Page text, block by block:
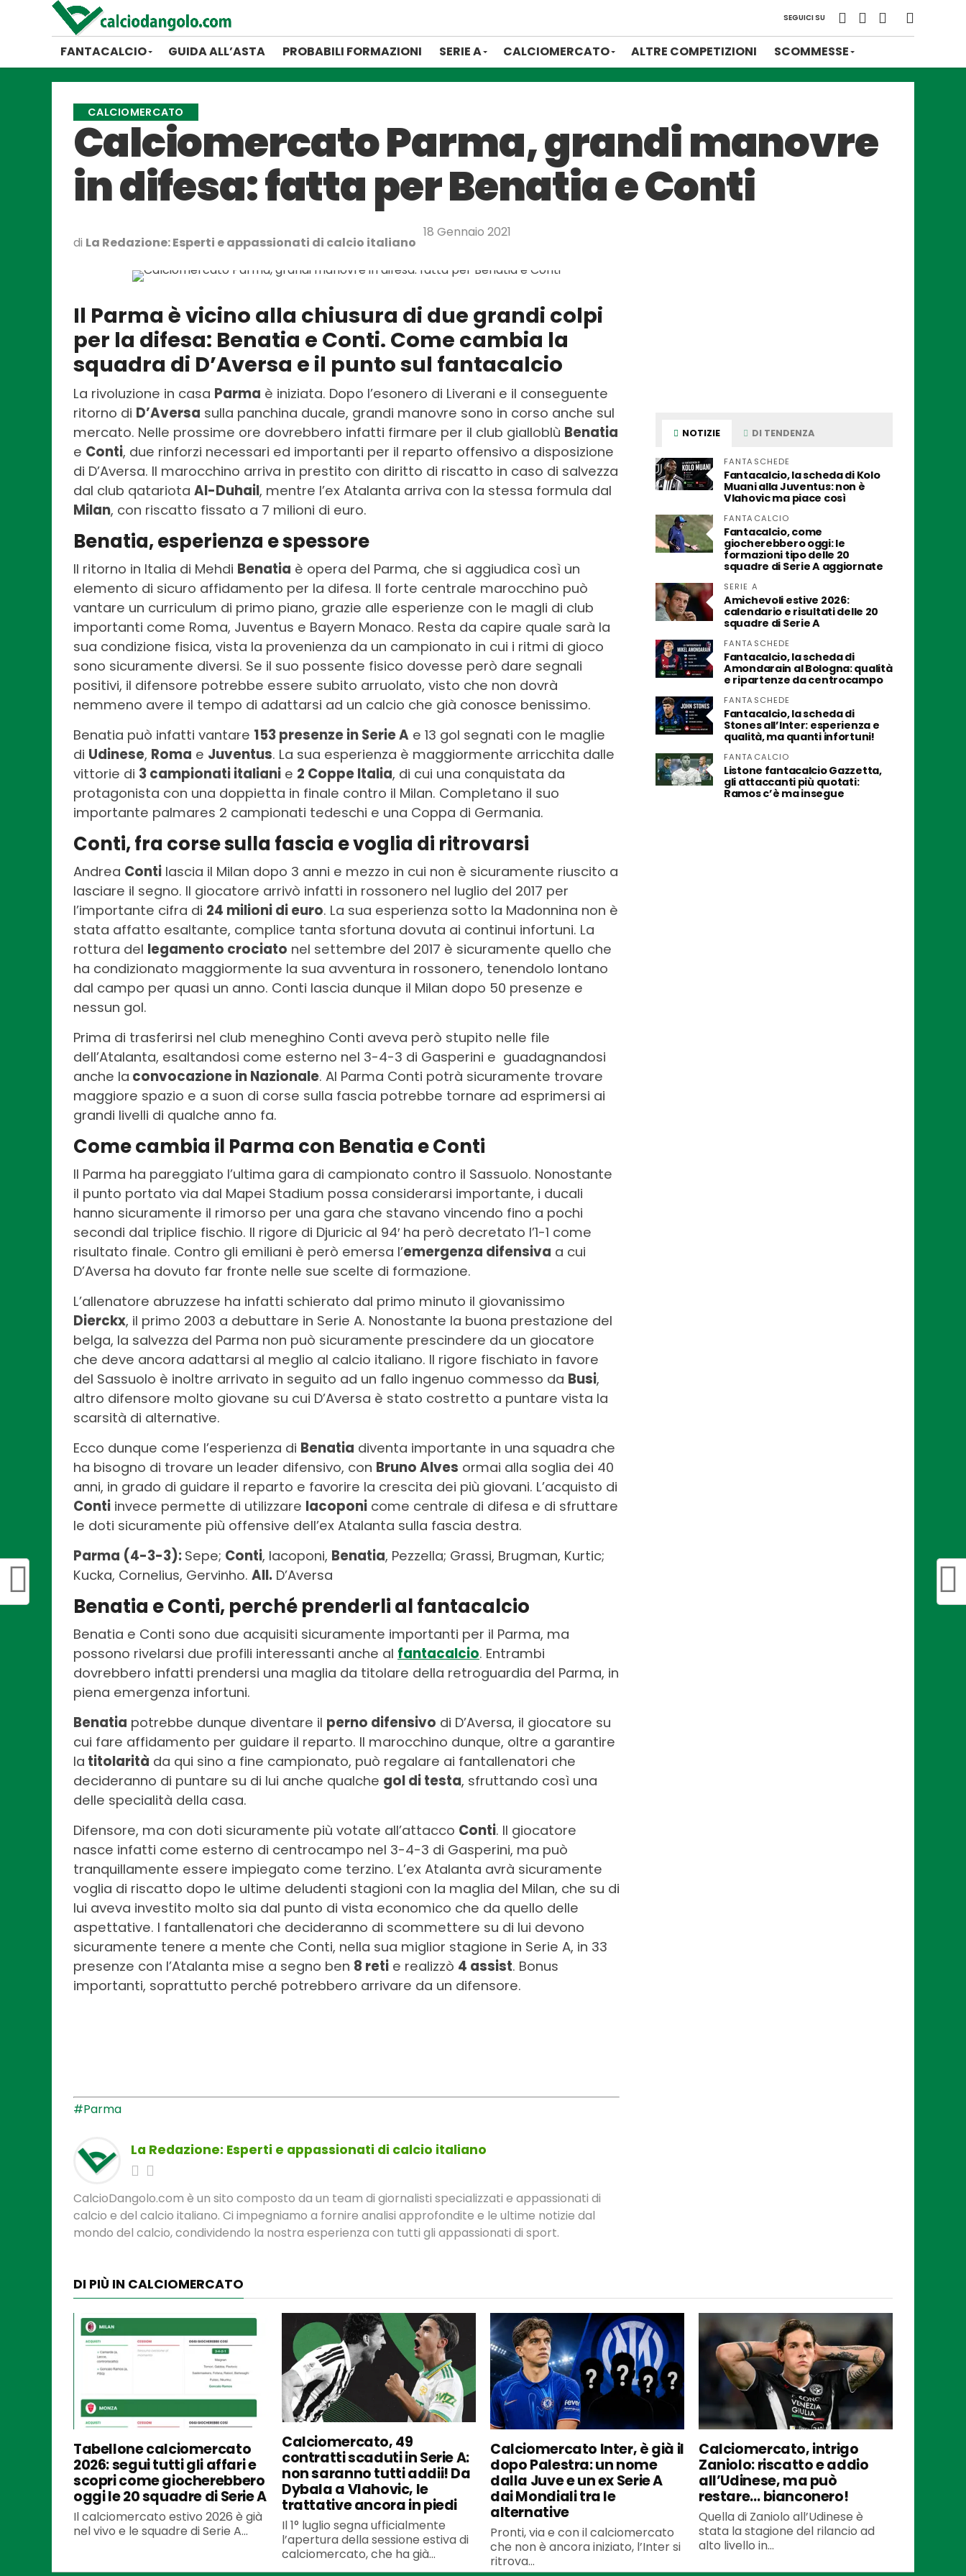
SEGUICI SU
FANTACALCIO GUIDA ALL’ASTA PROBABILI FORMAZIONI SERIE A CALCIOMERCATO ALTRE COMPETIZIONI SCOMMESSE
CALCIOMERCATO
Calciomercato Parma, grandi manovre
in difesa: fatta per Benatia e Conti
di La Redazione: Esperti e appassionati di calcio italiano
18 Gennaio 2021
Il Parma è vicino alla chiusura di due grandi colpi
per la difesa: Benatia e Conti. Come cambia la
squadra di D’Aversa e il punto sul fantacalcio
La rivoluzione in casa Parma è iniziata. Dopo l’esonero di Liverani e il conseguente
ritorno di D’Aversa sulla panchina ducale, grandi manovre sono in corso anche sul
mercato. Nelle prossime ore dovrebbero infatti firmare per il club gialloblù Benatia
e Conti, due rinforzi necessari ed importanti per il reparto offensivo a disposizione
di D’Aversa. Il marocchino arriva in prestito con diritto di riscatto in caso di salvezza
dal club qatariota Al-Duhail, mentre l’ex Atalanta arriva con la stessa formula dal
Milan, con riscatto fissato a 7 milioni di euro.
Benatia, esperienza e spessore
Il ritorno in Italia di Mehdi Benatia è opera del Parma, che si aggiudica così un
elemento di sicuro affidamento per la difesa. Il forte centrale marocchino può
vantare un curriculum di primo piano, grazie alle esperienze con le magli di club
importanti come Roma, Juventus e Bayern Monaco. Resta da capire quale sarà la
sua condizione fisica, vista la provenienza da un campionato in cui i ritmi di gioco
sono sicuramente diversi. Se il suo possente fisico dovesse però dare segnali
positivi, il difensore potrebbe essere subito arruolato, visto che non dovrà
nemmeno avere il tempo di adattarsi ad un calcio che già conosce benissimo.
Benatia può infatti vantare 153 presenze in Serie A e 13 gol segnati con le maglie
di Udinese, Roma e Juventus. La sua esperienza è maggiormente arricchita dalle
vittorie di 3 campionati italiani e 2 Coppe Italia, di cui una conquistata da
protagonista con una doppietta in finale contro il Milan. Completano il suo
importante palmares 2 campionati tedeschi e una Coppa di Germania.
Conti, fra corse sulla fascia e voglia di ritrovarsi
Andrea Conti lascia il Milan dopo 3 anni e mezzo in cui non è sicuramente riuscito a
lasciare il segno. Il giocatore arrivò infatti in rossonero nel luglio del 2017 per
l’importante cifra di 24 milioni di euro. La sua esperienza sotto la Madonnina non è
stata affatto esaltante, complice tanta sfortuna dovuta ai continui infortuni. La
rottura del legamento crociato nel settembre del 2017 è sicuramente quello che
ha condizionato maggiormente la sua avventura in rossonero, tenendolo lontano
dal campo per quasi un anno. Conti lascia dunque il Milan dopo 50 presenze e
nessun gol.
Prima di trasferirsi nel club meneghino Conti aveva però stupito nelle file
dell’Atalanta, esaltandosi come esterno nel 3-4-3 di Gasperini e guadagnandosi
anche la convocazione in Nazionale. Al Parma Conti potrà sicuramente trovare
maggiore spazio e a suon di corse sulla fascia potrebbe tornare ad esprimersi ai
grandi livelli di qualche anno fa.
Come cambia il Parma con Benatia e Conti
Il Parma ha pareggiato l’ultima gara di campionato contro il Sassuolo. Nonostante
il punto portato via dal Mapei Stadium possa considerarsi importante, i ducali
hanno sicuramente il rimorso per una gara che stavano vincendo fino a pochi
secondi dal triplice fischio. Il rigore di Djuricic al 94′ ha però decretato l’1-1 come
risultato finale. Contro gli emiliani è però emersa l’emergenza difensiva a cui
D’Aversa ha dovuto far fronte nelle sue scelte di formazione.
L’allenatore abruzzese ha infatti schierato dal primo minuto il giovanissimo
Dierckx, il primo 2003 a debuttare in Serie A. Nonostante la buona prestazione del
belga, la salvezza del Parma non può sicuramente prescindere da un giocatore
che deve ancora adattarsi al meglio al calcio italiano. Il rigore fischiato in favore
del Sassuolo è inoltre arrivato in seguito ad un fallo ingenuo commesso da Busi,
altro difensore molto giovane su cui D’Aversa è stato costretto a puntare vista la
scarsità di alternative.
Ecco dunque come l’esperienza di Benatia diventa importante in una squadra che
ha bisogno di trovare un leader difensivo, con Bruno Alves ormai alla soglia dei 40
anni, in grado di guidare il reparto e favorire la crescita dei più giovani. L’acquisto di
Conti invece permette di utilizzare Iacoponi come centrale di difesa e di sfruttare
le doti sicuramente più offensive dell’ex Atalanta sulla fascia destra.
Parma (4-3-3): Sepe; Conti, Iacoponi, Benatia, Pezzella; Grassi, Brugman, Kurtic;
Kucka, Cornelius, Gervinho. All. D’Aversa
Benatia e Conti, perché prenderli al fantacalcio
Benatia e Conti sono due acquisiti sicuramente importanti per il Parma, ma
possono rivelarsi due profili interessanti anche al fantacalcio. Entrambi
dovrebbero infatti prendersi una maglia da titolare della retroguardia del Parma, in
piena emergenza infortuni.
Benatia potrebbe dunque diventare il perno difensivo di D’Aversa, il giocatore su
cui fare affidamento per guidare il reparto. Il marocchino dunque, oltre a garantire
la titolarità da qui sino a fine campionato, può regalare ai fantallenatori che
decideranno di puntare su di lui anche qualche gol di testa, sfruttando così una
delle specialità della casa.
Difensore, ma con doti sicuramente più votate all’attacco Conti. Il giocatore
nasce infatti come esterno di centrocampo nel 3-4-3 di Gasperini, ma può
tranquillamente essere impiegato come terzino. L’ex Atalanta avrà sicuramente
voglia di riscatto dopo le ultime deludenti stagioni con la maglia del Milan, che su di
lui aveva investito molto sia dal punto di vista economico che da quello delle
aspettative. I fantallenatori che decideranno di scommettere su di lui devono
sicuramente tenere a mente che Conti, nella sua miglior stagione in Serie A, in 33
presenze con l’Atalanta mise a segno ben 8 reti e realizzò 4 assist. Bonus
importanti, soprattutto perché potrebbero arrivare da un difensore.
#Parma
La Redazione: Esperti e appassionati di calcio italiano
CalcioDangolo.com è un sito composto da un team di giornalisti specializzati e appassionati di
calcio e del calcio italiano. Ci impegniamo a fornire analisi approfondite e le ultime notizie dal
mondo del calcio, condividendo la nostra esperienza con tutti gli appassionati di sport.
NOTIZIE DI TENDENZA
FANTASCHEDE
Fantacalcio, la scheda di Kolo
Muani alla Juventus: non è
Vlahovic ma piace così
FANTACALCIO
Fantacalcio, come
giocherebbero oggi: le
formazioni tipo delle 20
squadre di Serie A aggiornate
SERIE A
Amichevoli estive 2026:
calendario e risultati delle 20
squadre di Serie A
FANTASCHEDE
Fantacalcio, la scheda di
Amondarain al Bologna: qualità
e ripartenze da centrocampo
FANTASCHEDE
Fantacalcio, la scheda di
Stones all’Inter: esperienza e
qualità, ma quanti infortuni!
FANTACALCIO
Listone fantacalcio Gazzetta,
gli attaccanti più quotati:
Ramos c’è ma insegue
DI PIÙ IN CALCIOMERCATO
Tabellone calciomercato
2026: segui tutti gli affari e
scopri come giocherebbero
oggi le 20 squadre di Serie A
Il calciomercato estivo 2026 è già
nel vivo e le squadre di Serie A...
Calciomercato, 49
contratti scaduti in Serie A:
non saranno tutti addii! Da
Dybala a Vlahovic, le
trattative ancora in piedi
Il 1° luglio segna ufficialmente
l’apertura della sessione estiva di
calciomercato, che ha già...
Calciomercato Inter, è già il
dopo Palestra: un nome
dalla Juve e un ex Serie A
dai Mondiali tra le
alternative
Pronti, via e con il calciomercato
che non è ancora iniziato, l’Inter si
ritrova...
Calciomercato, intrigo
Zaniolo: riscatto e addio
all’Udinese, ma può
restare… bianconero!
Quella di Zaniolo all’Udinese è
stata la stagione del rilancio ad
alto livello in...